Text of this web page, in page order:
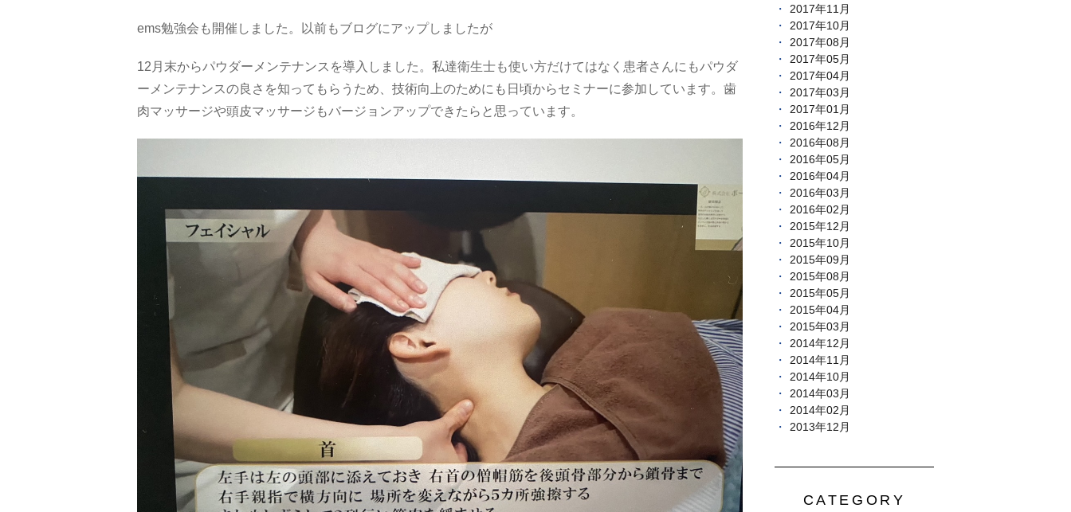
ems勉強会も開催しました。以前もブログにアップしましたが
12月末からパウダーメンテナンスを導入しました。私達衛生士も使い方だけてはなく患者さんにもパウダ
ーメンテナンスの良さを知ってもらうため、技術向上のためにも日頃からセミナーに参加しています。歯
肉マッサージや頭皮マッサージもバージョンアップできたらと思っています。
2017年11月
2017年10月
2017年08月
2017年05月
2017年04月
2017年03月
2017年01月
2016年12月
2016年08月
2016年05月
2016年04月
2016年03月
2016年02月
2015年12月
2015年10月
2015年09月
2015年08月
2015年05月
2015年04月
2015年03月
2014年12月
2014年11月
2014年10月
2014年03月
2014年02月
2013年12月
CATEGORY